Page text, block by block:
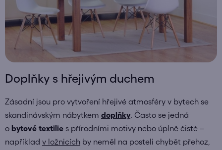
Doplňky s hřejivým duchem
Zásadní jsou pro vytvoření hřejivé atmosféry v bytech se
skandinávským nábytkem doplňky. Často se jedná
o bytové textilie s přírodními motivy nebo úplně čisté –
například v ložnicích by neměl na posteli chybět přehoz,